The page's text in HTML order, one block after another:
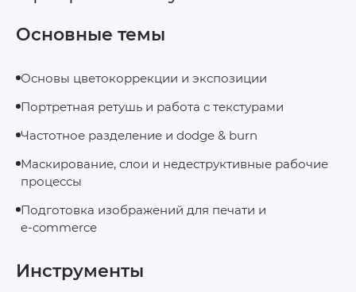
Основные темы
Основы цветокоррекции и экспозиции
Портретная ретушь и работа с текстурами
Частотное разделение и dodge & burn
Маскирование, слои и недеструктивные рабочие
процессы
Подготовка изображений для печати и
e‑commerce
Инструменты